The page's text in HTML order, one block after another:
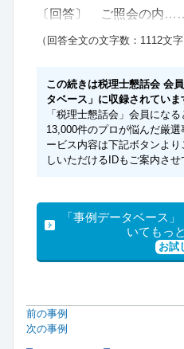
〔回答〕 ご照会の内
（回答全文の文字数：1112文字
この続きは税理士懇話会 会
タベース」に収録されていま
「税理士懇話会」会員にな
13,000件のプロが悩んだ厳
ービス内容は下記ボタンよ
しいただけるIDもご案内させ
「事例データベース
いてもっ
お試
前の事例
次の事例